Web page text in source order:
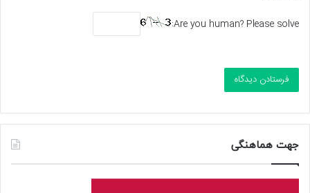
Are you human? Please solve:
جهت هماهنگی